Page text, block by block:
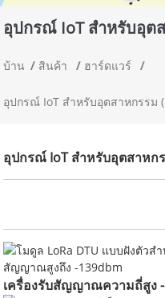
อุปกรณ์ IoT สำหรับอุต
บ้าน สินค้า ฮาร์ดแวร์
อุปกรณ์ IoT สำหรับอุตสาหกรรม
อุปกรณ์ IoT สำหรับอุตสาหก
เครื่องรับสัญญาณความถี่สูง -